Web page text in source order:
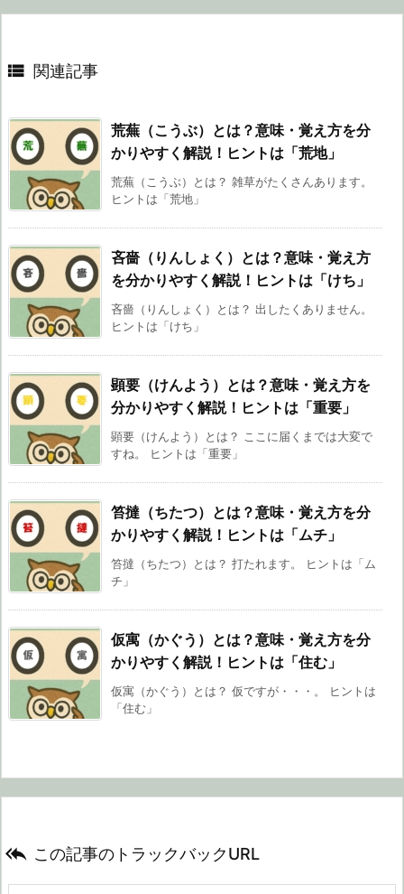
 関連記事
荒蕪（こうぶ）とは？意味・覚え方を分
かりやすく解説！ヒントは「荒地」
荒蕪（こうぶ）とは？ 雑草がたくさんあります。
ヒントは「荒地」
吝嗇（りんしょく）とは？意味・覚え方
を分かりやすく解説！ヒントは「けち」
吝嗇（りんしょく）とは？ 出したくありません。
ヒントは「けち」
顕要（けんよう）とは？意味・覚え方を
分かりやすく解説！ヒントは「重要」
顕要（けんよう）とは？ ここに届くまでは大変で
すね。 ヒントは「重要」
笞撻（ちたつ）とは？意味・覚え方を分
かりやすく解説！ヒントは「ムチ」
笞撻（ちたつ）とは？ 打たれます。 ヒントは「ム
チ」
仮寓（かぐう）とは？意味・覚え方を分
かりやすく解説！ヒントは「住む」
仮寓（かぐう）とは？ 仮ですが・・・。 ヒントは
「住む」
 この記事のトラックバックURL